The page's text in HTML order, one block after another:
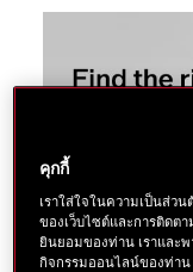
คุกกี้
เราใส่ใจในความเป็นส่ว
ของเว็บไซต์และการติดต
ยินยอมของท่าน เราและพ
กิจกรรมออนไลน์ของท่า